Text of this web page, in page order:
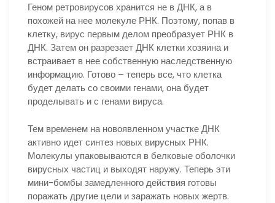
Геном ретровирусов хранится не в ДНК, а в
похожей на нее молекуле РНК. Поэтому, попав в
клетку, вирус первым делом преобразует РНК в
ДНК. Затем он разрезает ДНК клетки хозяина и
встраивает в нее собственную наследственную
информацию. Готово – теперь все, что клетка
будет делать со своими генами, она будет
проделывать и с генами вируса.
Тем временем на новоявленном участке ДНК
активно идет синтез новых вирусных РНК.
Молекулы упаковываются в белковые оболочки
вирусных частиц и выходят наружу. Теперь эти
мини-бомбы замедленного действия готовы
поражать другие цели и заражать новых жертв.